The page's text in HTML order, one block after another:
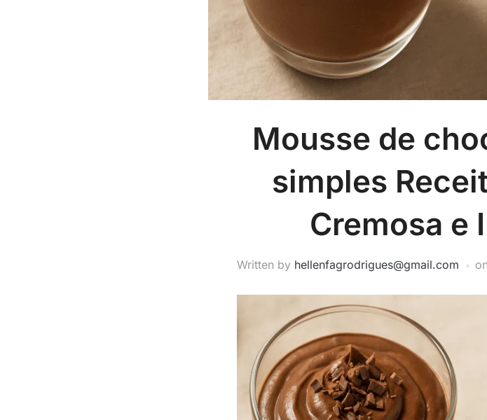
Mousse de
simples
Cremosa e
Written by hellenfagrodrigues@gmail.com on